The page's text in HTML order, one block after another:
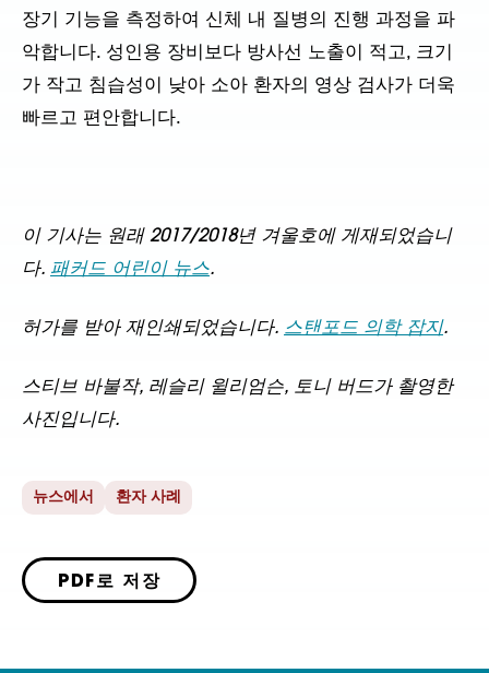
장기 기능을 측정하여 신체 내 질병의 진행 과정을 파
악합니다. 성인용 장비보다 방사선 노출이 적고, 크기
가 작고 침습성이 낮아 소아 환자의 영상 검사가 더욱
빠르고 편안합니다.
이 기사는 원래 2017/2018년 겨울호에 게재되었습니
다. 패커드 어린이 뉴스.
허가를 받아 재인쇄되었습니다. 스탠포드 의학 잡지.
스티브 바불작, 레슬리 윌리엄슨, 토니 버드가 촬영한
사진입니다.
뉴스에서 환자 사례
PDF로 저장